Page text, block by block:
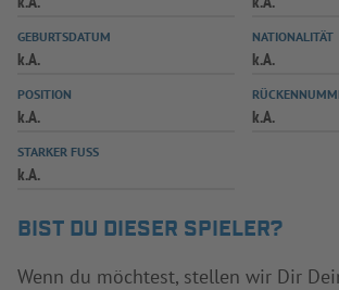
GEBURTSDATUM
k.A.
NATIONALITÄT
k.A.
POSITION
k.A. k.A.
STARKER FUSS
k.A.
BIST DU DIESER SPIELER?
Wenn du möchtest, stellen wir Dir